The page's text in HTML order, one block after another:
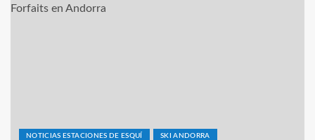
NOTICIAS ESTACIONES DE ESQUÍ SKI ANDORRA